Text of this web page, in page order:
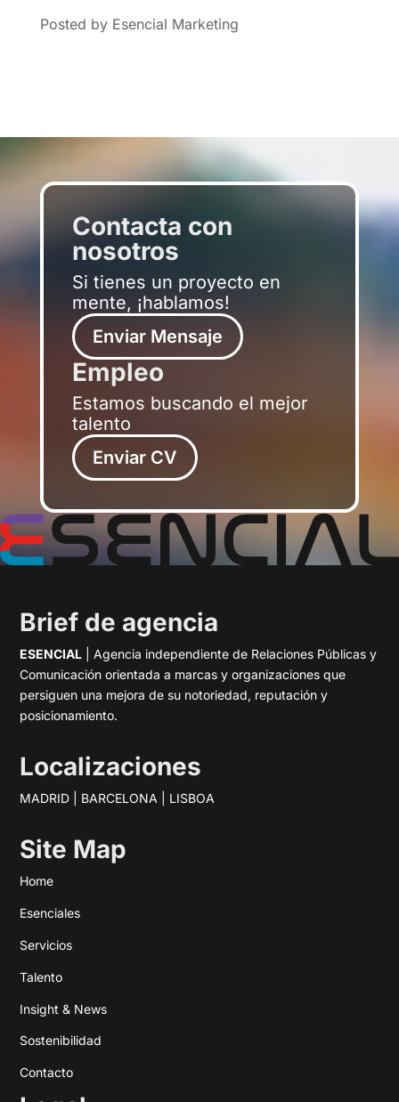
Posted by Esencial Marketing
Contacta con
nosotros
Si tienes un proyecto en
mente, ¡hablamos!
Enviar Mensaje
Empleo
Estamos buscando el mejor
talento
Enviar CV
Brief de agencia
ESENCIAL | Agencia independiente de Relaciones Públicas y
Comunicación orientada a marcas y organizaciones que
persiguen una mejora de su notoriedad, reputación y
posicionamiento.
Localizaciones
MADRID | BARCELONA | LISBOA
Site Map
Home
Esenciales
Servicios
Talento
Insight & News
Sostenibilidad
Contacto